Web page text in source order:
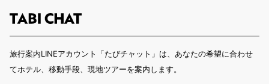
旅行案内LINEアカウント「たびチャット」は、あなたの希望に合わせ
てホテル、移動手段、現地ツアーを案内します。